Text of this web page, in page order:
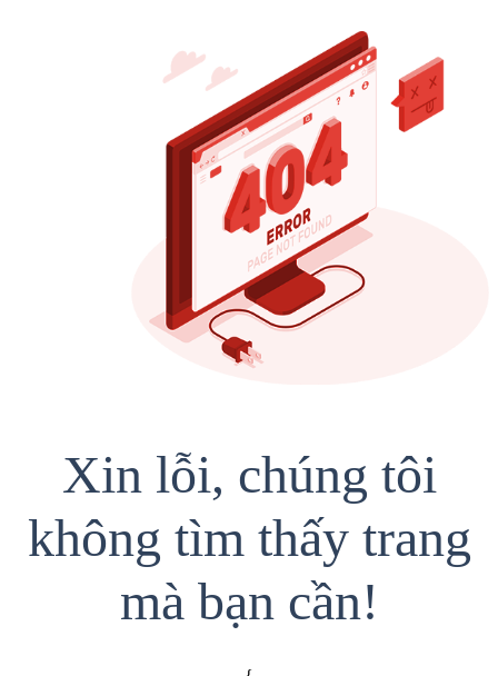
Xin lỗi, chúng tôi
không tìm thấy trang
mà bạn cần!